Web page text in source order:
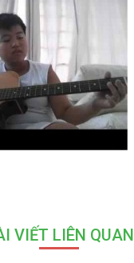
VIẾT LIÊN QUAN